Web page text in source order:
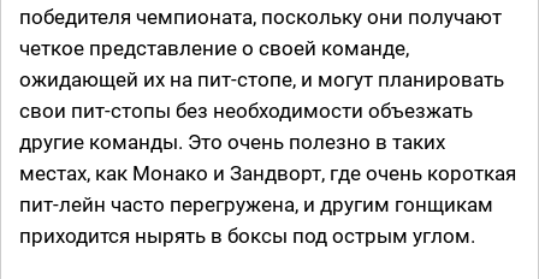
победителя чемпионата, поскольку они получают
четкое представление о своей команде,
ожидающей их на пит-стопе, и могут планировать
свои пит-стопы без необходимости объезжать
другие команды. Это очень полезно в таких
местах, как Монако и Зандворт, где очень короткая
пит-лейн часто перегружена, и другим гонщикам
приходится нырять в боксы под острым углом.